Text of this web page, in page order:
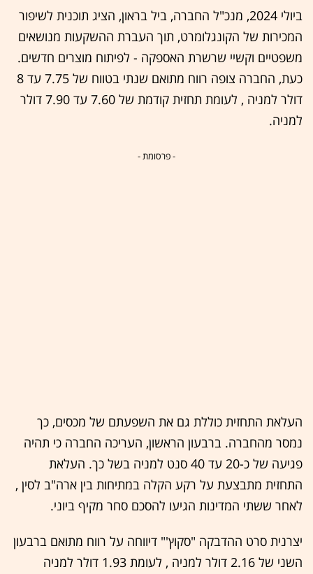
ביולי 2024, מנכ"ל החברה, ביל בראון, הציג תוכנית לשיפור
המכירות של הקונגלומרט, תוך העברת ההשקעות מנושאים
משפטיים וקשיי שרשרת האספקה - לפיתוח מוצרים חדשים.
כעת, החברה צופה רווח מתואם שנתי בטווח של 7.75 עד 8
דולר למניה , לעומת תחזית קודמת של 7.60 עד 7.90 דולר
למניה.
- פרסומת -
העלאת התחזית כוללת גם את השפעתם של מכסים, כך
נמסר מהחברה. ברבעון הראשון, העריכה החברה כי תהיה
פגיעה של כ-20 עד 40 סנט למניה בשל כך. העלאת
התחזית מתבצעת על רקע הקלה במתיחות בין ארה"ב לסין ,
לאחר ששתי המדינות הגיעו להסכם סחר מקיף ביוני.
יצרנית סרט ההדבקה "סקוץ'" דיווחה על רווח מתואם ברבעון
השני של 2.16 דולר למניה , לעומת 1.93 דולר למניה